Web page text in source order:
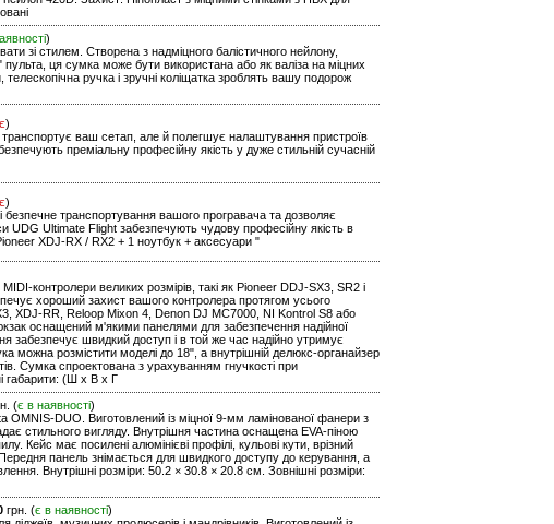
)
зі стилем. Створена з надміцного балістичного нейлону,
ця сумка може бути використана або як валіза на міцних
ручка і зручні коліщатка зроблять вашу подорож
)
ваш сетап, але й полегшує налаштування пристроїв
преміальну професійну якість у дуже стильній сучасній
)
транспортування вашого програвача та дозволяє
UDG Ultimate Flight забезпечують чудову професійну якість в
XDJ-RX / RX2 + 1 ноутбук + аксесуари "
контролери великих розмірів, такі як Pioneer DDJ-SX3, SR2 і
хороший захист вашого контролера протягом усього
XDJ-RR, Reloop Mixon 4, Denon DJ MC7000, NI Kontrol S8 або
оснащений м'якими панелями для забезпечення надійної
забезпечує швидкий доступ і в той же час надійно утримує
можна розмістити моделі до 18", а внутрішній делюкс-органайзер
Сумка спроектована з урахуванням гнучкості при
габарити: (Ш х В х Г
(є в наявності)
DUO. Виготовлений із міцної 9-мм ламінованої фанери з
стильного вигляду. Внутрішня частина оснащена EVA-піною
Кейс має посилені алюмінієві профілі, кульові кути, врізний
панель знімається для швидкого доступу до керування, а
Внутрішні розміри: 50.2 × 30.8 × 20.8 см. Зовнішні розміри:
грн. (є в наявності)